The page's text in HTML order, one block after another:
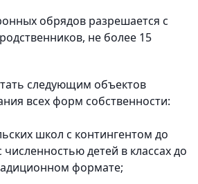
обрядов разрешается с
не более 15
следующим объектов
всех форм собственности:
школ с контингентом до
детей в классах до
формате;